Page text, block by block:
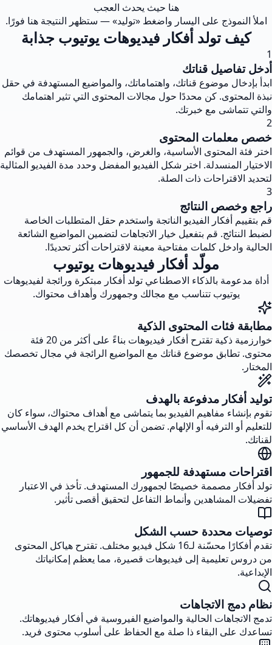
هنا حيث يحدث العجب
املأ النموذج على اليسار واضغط «توليد» — ستظهر النتيجة هنا فورًا.
كيف تولد أفكار فيديوهات يوتيوب جذابة
1
أدخل تفاصيل قناتك
ابدأ بإدخال موضوع قناتك، واهتماماتك، والمواضيع المستهدفة في حقل
نبذة المحتوى. كن محددًا حول مجالات المحتوى التي تثير اهتمامك
والتي تتماشى مع خبرتك.
2
خصص معلمات المحتوى
اختر فئة المحتوى الأساسية، والغرض، والجمهور المستهدف من قوائم
الاختيار المنسدلة. اختر شكل الفيديو المفضل وحدد مدة الفيديو المثالية
لتحديد الاقتراحات ذات الصلة.
3
راجع وخصص النتائج
قم بتقييم أفكار الفيديو الناتجة واستخدم حقل المتطلبات الخاصة
لضبط النتائج. قم بتفعيل خيار الاتجاهات لتضمين المواضيع الشائعة
الحالية وادخل كلمات مفتاحية معينة لاقتراحات أكثر تحديدًا.
مولّد أفكار فيديوهات يوتيوب
أداة مدعومة بالذكاء الاصطناعي تولد أفكار مبتكرة ورائجة لفيديوهات
يوتيوب تتناسب مع مجالك وجمهورك وأهداف محتواك.
مطابقة فئات المحتوى الذكية
خوارزمية ذكية تقترح أفكار فيديوهات بناءً على أكثر من 20 فئة
محتوى. تطابق موضوع قناتك مع المواضيع الرائجة في مجال تخصصك
المختار.
توليد أفكار مدفوعة بالهدف
تقوم بإنشاء مفاهيم الفيديو بما يتماشى مع أهداف محتواك، سواء كان
للتعليم أو الترفيه أو الإلهام. تضمن أن كل اقتراح يخدم الهدف الأساسي
لقناتك.
اقتراحات مستهدفة للجمهور
تولد أفكار مصممة خصيصًا لجمهورك المستهدف. تأخذ في الاعتبار
تفضيلات المشاهدين وأنماط التفاعل لتحقيق أقصى تأثير.
توصيات محددة حسب الشكل
تقدم أفكارًا محسّنة لـ16 شكل فيديو مختلف. تقترح هياكل المحتوى
من دروس تعليمية إلى فيديوهات قصيرة، مما يعظم إمكانياتك
الإبداعية.
نظام دمج الاتجاهات
تدمج الاتجاهات الحالية والمواضيع الفيروسية في أفكار فيديوهاتك.
تساعدك على البقاء ذا صلة مع الحفاظ على أسلوب محتوى فريد.